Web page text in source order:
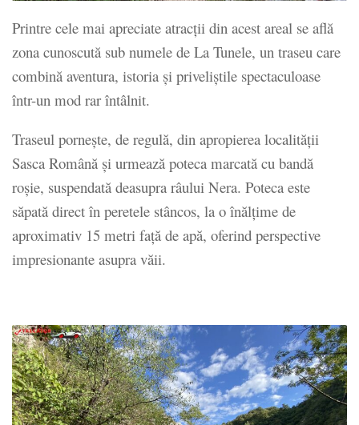
Printre cele mai apreciate atracții din acest areal se află
zona cunoscută sub numele de La Tunele, un traseu care
combină aventura, istoria și priveliștile spectaculoase
într-un mod rar întâlnit.
Traseul pornește, de regulă, din apropierea localității
Sasca Română și urmează poteca marcată cu bandă
roșie, suspendată deasupra râului Nera. Poteca este
săpată direct în peretele stâncos, la o înălțime de
aproximativ 15 metri față de apă, oferind perspective
impresionante asupra văii.